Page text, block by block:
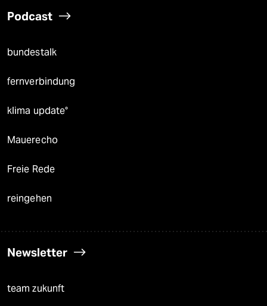
Podcast
bundestalk
fernverbindung
klima update°
Mauerecho
Freie Rede
reingehen
Newsletter
team zukunft